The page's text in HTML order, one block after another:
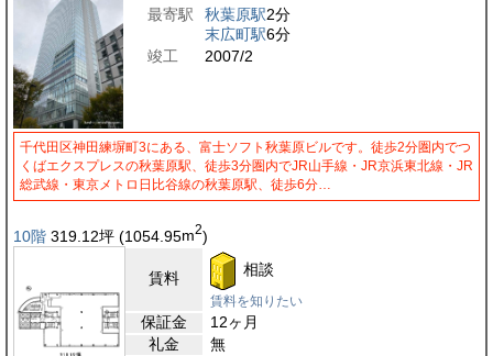
最寄駅
秋葉原駅2分
末広町駅6分
竣工
2007/2
千代田区神田練塀町3にある、富士ソフト秋葉原ビルです。徒歩2分圏内でつ
くばエクスプレスの秋葉原駅、徒歩3分圏内でJR山手線・JR京浜東北線・JR
総武線・東京メトロ日比谷線の秋葉原駅、徒歩6分…
10階 319.12坪 (1054.95m2)
賃料 相談
賃料を知りたい
保証金
12ヶ月
礼金
無